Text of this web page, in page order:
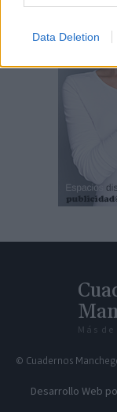
Data Deletion
Más
© Cuadernos
Desarrollo Web